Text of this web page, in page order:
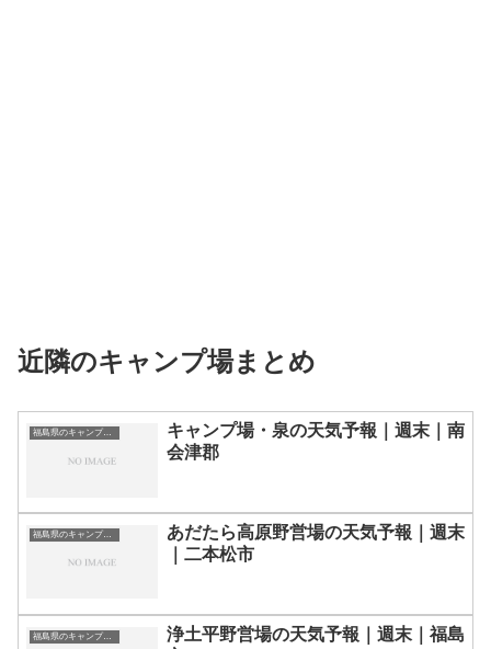
近隣のキャンプ場まとめ
福島県のキャンプ場一覧
キャンプ場・泉の天気予報｜週末｜南
会津郡
福島県のキャンプ場一覧
あだたら高原野営場の天気予報｜週末
｜二本松市
福島県のキャンプ場一覧
浄土平野営場の天気予報｜週末｜福島